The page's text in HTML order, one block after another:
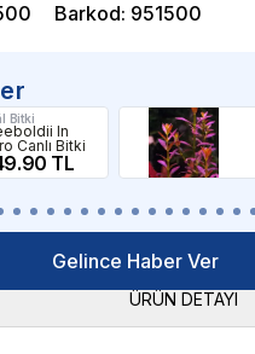
Barkod: 951500
Bitki
In
Canlı Bitki
TL
Gelince Haber Ver
ÜRÜN DETAYI